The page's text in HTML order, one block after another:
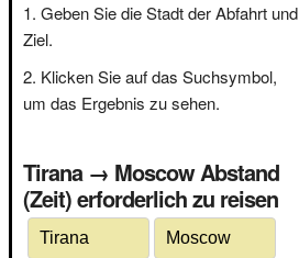
Geben Sie die Stadt der Abfahrt und
Ziel.
Klicken Sie auf das Suchsymbol,
um das Ergebnis zu sehen.
Tirana → Moscow Abstand
(Zeit) erforderlich zu reisen